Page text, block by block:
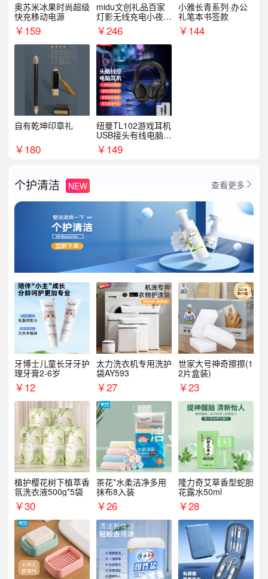
奥苏米冰果时尚超级
快充移动电源
￥159
midu文创礼品百家
灯影无线充电小夜灯
纪念礼品定制
￥246
小雅长青系列·办公
礼笔本书签款
￥144
自有乾坤印章礼
￥180
纽曼TL102游戏耳机
USB接头有线电脑耳
机耳麦
￥149
个护清洁 NEW 查看更多 
牙博士儿童长牙牙护
理牙膏2-6岁
￥12
太力洗衣机专用洗护
袋AY593
￥27
世家大号神奇擦擦(1
2片盒装)
￥23
植护樱花树下植萃香
氛洗衣液500g*5袋
￥30
茶花*水柔洁净多用
抹布8入装
￥26
隆力奇艾草香型蛇胆
花露水50ml
￥28